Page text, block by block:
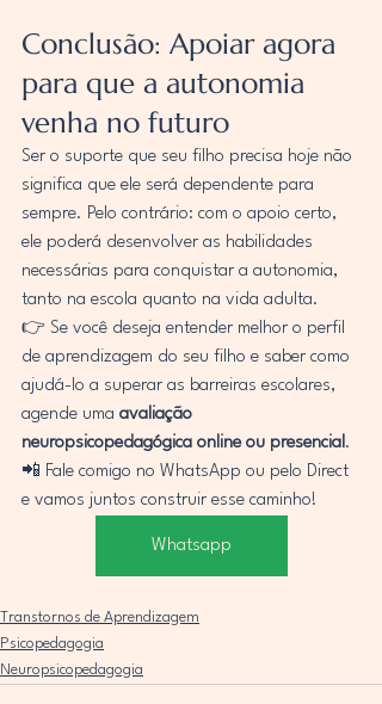
Conclusão: Apoiar agora
para que a autonomia
venha no futuro
Ser o suporte que seu filho precisa hoje não
significa que ele será dependente para
sempre. Pelo contrário: com o apoio certo,
ele poderá desenvolver as habilidades
necessárias para conquistar a autonomia,
tanto na escola quanto na vida adulta.
👉 Se você deseja entender melhor o perfil
de aprendizagem do seu filho e saber como
ajudá-lo a superar as barreiras escolares,
agende uma avaliação
neuropsicopedagógica online ou presencial.
📲 Fale comigo no WhatsApp ou pelo Direct
e vamos juntos construir esse caminho!
Whatsapp
Transtornos de Aprendizagem
Psicopedagogia
Neuropsicopedagogia